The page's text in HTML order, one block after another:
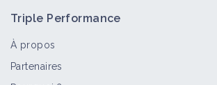
Triple Performance
À propos
Partenaires